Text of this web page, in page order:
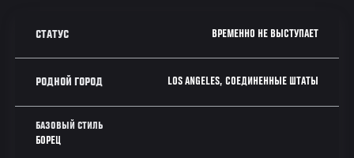
СТАТУС ВРЕМЕННО НЕ ВЫСТУПАЕТ
РОДНОЙ ГОРОД LOS ANGELES, СОЕДИНЕННЫЕ ШТАТЫ
БАЗОВЫЙ СТИЛЬ
БОРЕЦ